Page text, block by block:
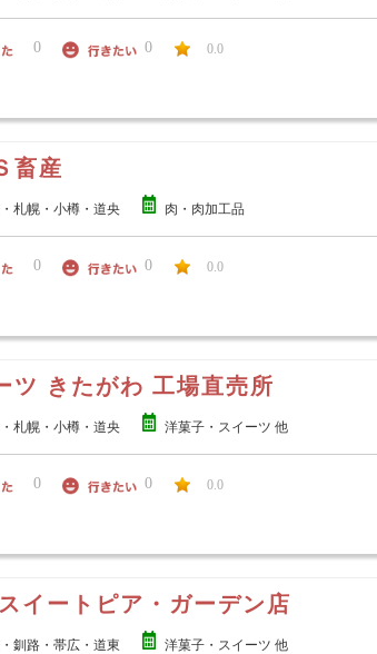
0 0 0.0
畜産
札幌・小樽・道央 肉・肉加工品
0 0 0.0
ツ きたがわ 工場直売所
札幌・小樽・道央 洋菓子・スイーツ 他
0 0 0.0
イートピア・ガーデン店
釧路・帯広・道東 洋菓子・スイーツ 他